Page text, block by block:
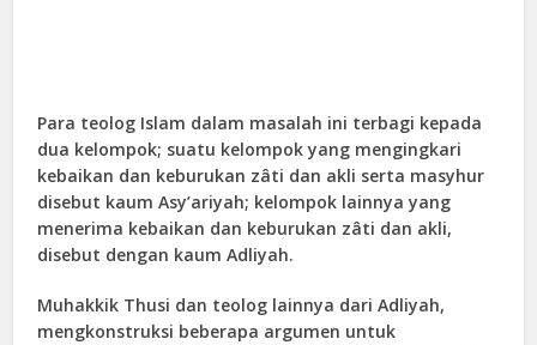
Para teolog Islam dalam masalah ini terbagi kepada
dua kelompok; suatu kelompok yang mengingkari
kebaikan dan keburukan zâti dan akli serta masyhur
disebut kaum Asy’ariyah; kelompok lainnya yang
menerima kebaikan dan keburukan zâti dan akli,
disebut dengan kaum Adliyah.
Muhakkik Thusi dan teolog lainnya dari Adliyah,
mengkonstruksi beberapa argumen untuk